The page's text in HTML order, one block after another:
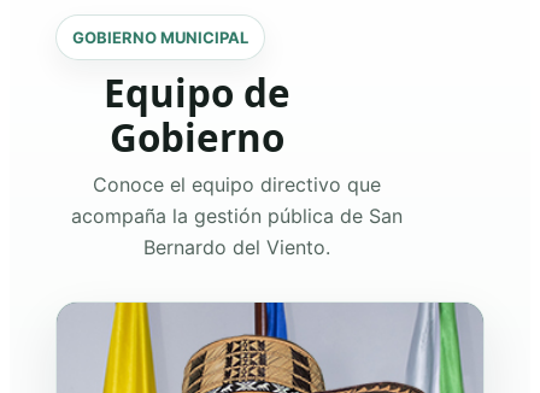
GOBIERNO MUNICIPAL
Equipo de
Gobierno
Conoce el equipo directivo que
acompaña la gestión pública de San
Bernardo del Viento.